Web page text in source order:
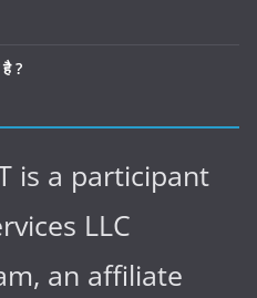
?
is a participant
LLC
an affiliate